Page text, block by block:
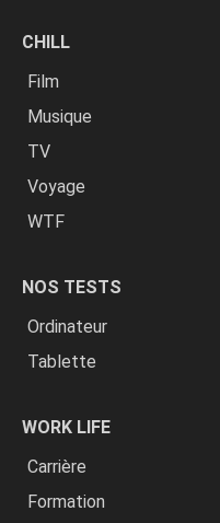
CHILL
Film
Musique
TV
Voyage
WTF
NOS TESTS
Ordinateur
Tablette
WORK LIFE
Carrière
Formation